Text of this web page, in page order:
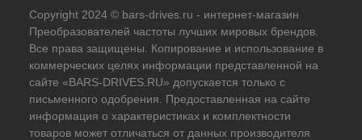
Copyright 2024 © bars-drives.ru - интернет-магазин
Преобразователей частоты лучших мировых брендов.
Все права защищены. Копирование и использование в
коммерческих целях информации представленной на
сайте «BARS-DRIVES.RU» допускается только с
письменного одобрения. Предоставленная на сайте
информация о характеристиках и комплектности
товаров может отличаться от данных производителя